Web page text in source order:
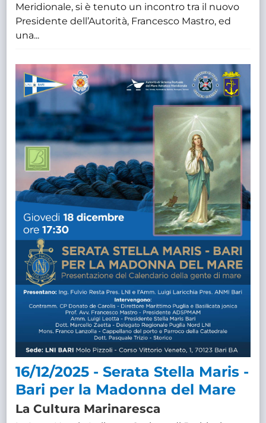
Meridionale, si è tenuto un incontro tra il nuovo
Presidente dell’Autorità, Francesco Mastro, ed
una...
16/12/2025 - Serata Stella Maris -
Bari per la Madonna del Mare
La Cultura Marinaresca